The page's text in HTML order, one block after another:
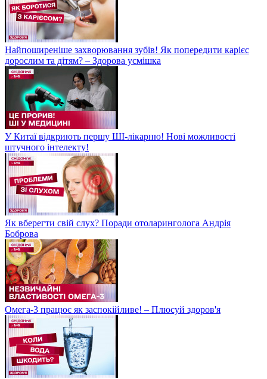
Найпоширеніше захворювання зубів! Як попередити карієс
дорослим та дітям? – Здорова усмішка
У Китаї відкриють першу ШІ-лікарню! Нові можливості
штучного інтелекту!
Як вберегти свій слух? Поради отоларинголога Андрія
Боброва
Омега-3 працює як заспокійливе! – Плюсуй здоров'я